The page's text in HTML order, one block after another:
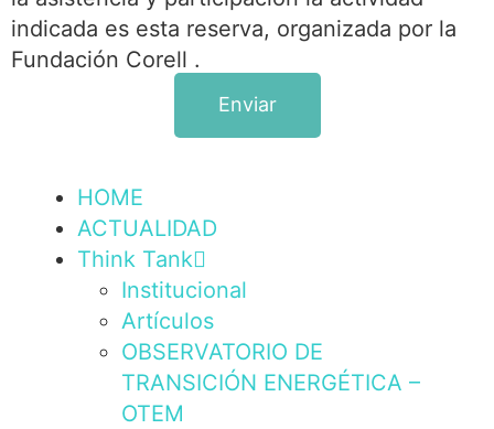
indicada es esta reserva, organizada por la
Fundación Corell .
Enviar
HOME
ACTUALIDAD
Think Tank
Institucional
Artículos
OBSERVATORIO DE
TRANSICIÓN ENERGÉTICA –
OTEM